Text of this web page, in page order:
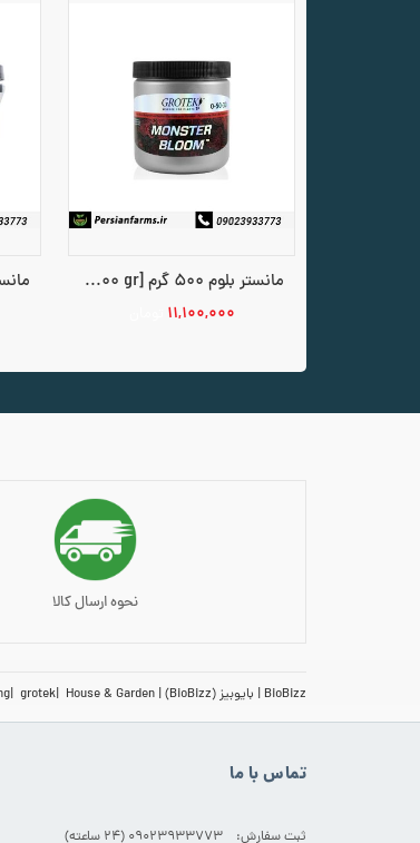
مانستر بلوم 500 گرم [MONSTER BLOOM 500 gr]
۱۱,۱۰۰,۰۰۰
افزودن به سبد خرید
نحوه ارسال کالا
BioBizz بایوبیز (BioBizz) grotek House & Garden
تماس با ما
ثبت سفارش: 09023933773 (۲۴ ساعته)